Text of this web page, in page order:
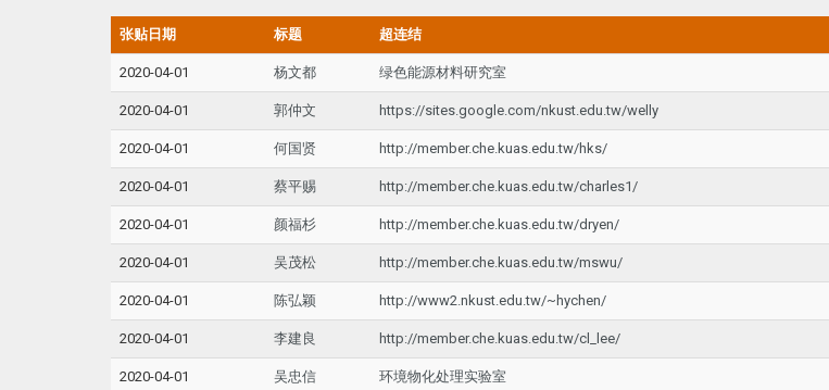
张贴日期 标题 超连结
2020-04-01 杨文都 绿色能源材料研究室
2020-04-01 郭仲文 https://sites.google.com/nkust.edu.tw/welly
2020-04-01 何国贤 http://member.che.kuas.edu.tw/hks/
2020-04-01 蔡平赐 http://member.che.kuas.edu.tw/charles1/
2020-04-01 颜福杉 http://member.che.kuas.edu.tw/dryen/
2020-04-01 吴茂松 http://member.che.kuas.edu.tw/mswu/
2020-04-01 陈弘颖 http://www2.nkust.edu.tw/~hychen/
2020-04-01 李建良 http://member.che.kuas.edu.tw/cl_lee/
2020-04-01 吴忠信 环境物化处理实验室